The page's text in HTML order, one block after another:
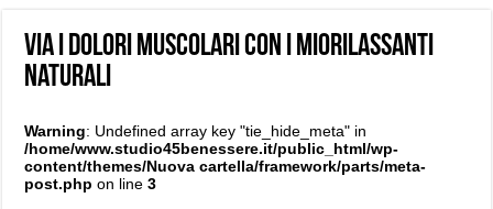
Via i dolori muscolari con i miorilassanti
naturali
Warning: Undefined array key "tie_hide_meta" in
/home/www.studio45benessere.it/public_html/wp-
content/themes/Nuova cartella/framework/parts/meta-
post.php on line3